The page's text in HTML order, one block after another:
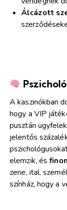
Álcázott
A kaszinókban
hogy a VIP
pusztán
jelentős
elemzik, és
zene, ital,
színház, hogy a